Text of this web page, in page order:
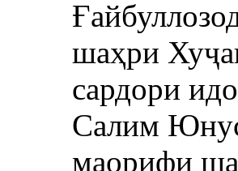
шаҳри
сардори
Салим
маорифи